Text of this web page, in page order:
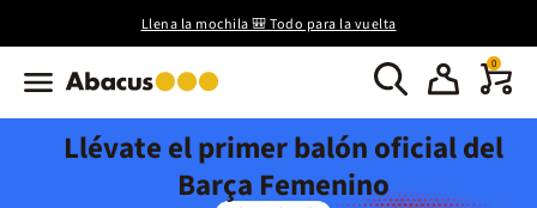
Llena la mochila 🎒 Todo para la vuelta
0
Llévate el primer balón oficial del
Barça Femenino